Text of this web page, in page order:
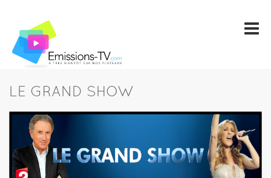
LE GRAND SHOW